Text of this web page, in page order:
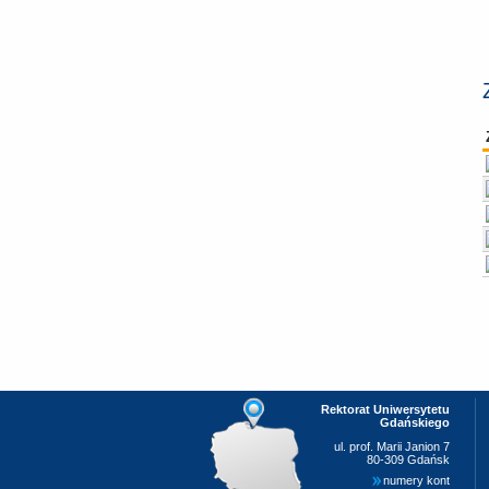
Rektorat Uniwersytetu
Gdańskiego
ul. prof. Marii Janion 7
80-309 Gdańsk
numery kont